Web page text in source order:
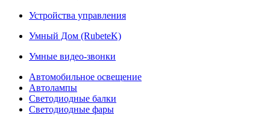
Устройства управления
Умный Дом (RubeteK)
Умные видео-звонки
Автомобильное освещение
Автолампы
Светодиодные балки
Светодиодные фары